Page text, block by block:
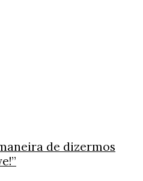
de dizermos